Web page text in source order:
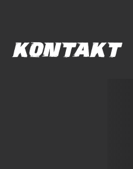
KONTAKT